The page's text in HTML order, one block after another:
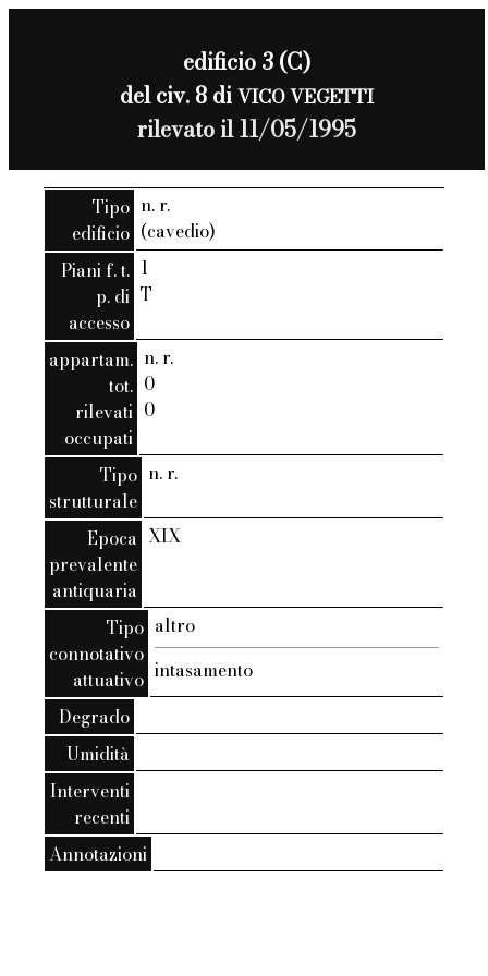
edificio 3 (C)
del civ. 8 diVICO VEGETTI
rilevato il 11/05/1995
Tipo
edificio
n. r.
(cavedio)
Piani f. t.
p. di
accesso
1
T
appartam.
tot.
rilevati
occupati
n. r.
0
0
Tipo
strutturale
n. r.
Epoca
prevalente
antiquaria
XIX
Tipo
connotativo
attuativo
altro
intasamento
Degrado
Umidità
Interventi
recenti
Annotazioni